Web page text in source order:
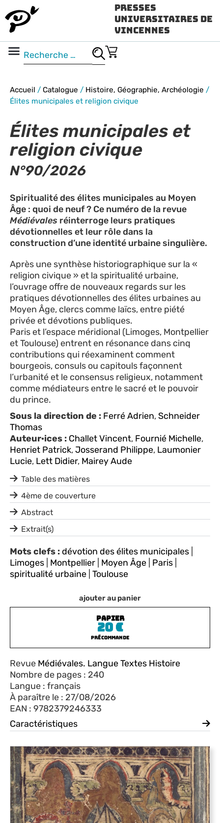
Presses
Universitaires de
Vincennes
Accueil / Catalogue / Histoire, Géographie, Archéologie /
Élites municipales et religion civique
ajouter au panier
PAPIER
20€
Précommande
Revue Médiévales. Langue Textes Histoire
Nombre de pages : 240
Langue : français
À paraître le : 27/08/2026
EAN : 9782379246333
Caractéristiques
Élites municipales et
religion civique
N°90/2026
Spiritualité des élites municipales au Moyen
Âge : quoi de neuf ? Ce numéro de la revue
Médiévales réinterroge leurs pratiques
dévotionnelles et leur rôle dans la
construction d’une identité urbaine singulière.
Après une synthèse historiographique sur la «
religion civique » et la spiritualité urbaine,
l’ouvrage offre de nouveaux regards sur les
pratiques dévotionnelles des élites urbaines au
Moyen Âge, clercs comme laïcs, entre piété
privée et dévotions publiques.
Paris et l’espace méridional (Limoges, Montpellier
et Toulouse) entrent en résonance dans cinq
contributions qui réexaminent comment
bourgeois, consuls ou capitouls façonnent
l’urbanité et le consensus religieux, notamment
comme médiateurs entre le sacré et le pouvoir
du prince.
Sous la direction de : Ferré Adrien,Schneider
Thomas
Auteur·ices : Challet Vincent, Fournié Michelle,
Henriet Patrick,Josserand Philippe, Laumonier
Lucie, Lett Didier, Mairey Aude
Table des matières
4ème de couverture
Abstract
Extrait(s)
Mots clefs :dévotion des élites municipales
Limoges Montpellier Moyen Âge Paris
spiritualité urbaine Toulouse